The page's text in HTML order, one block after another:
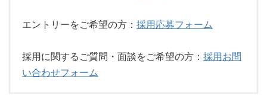
エントリーをご希望の方： 採用応募フォーム
採用に関するご質問・面談をご希望の方： 採用お問
い合わせフォーム